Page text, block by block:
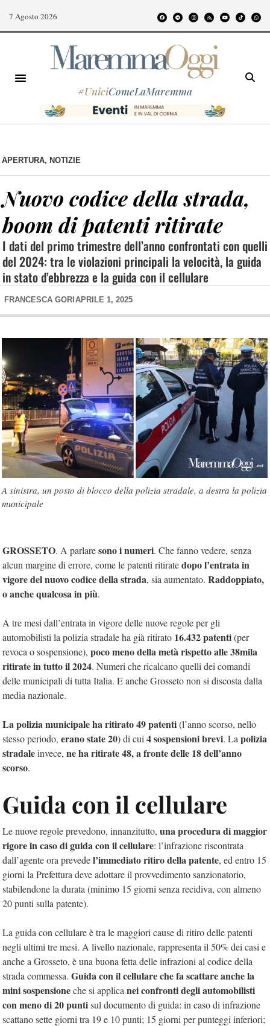
7 Agosto 2026
#UniciComeLaMaremma
APERTURA, NOTIZIE
Nuovo codice della strada,
boom di patenti ritirate
I dati del primo trimestre dell’anno confrontati con quelli
del 2024: tra le violazioni principali la velocità, la guida
in stato d’ebbrezza e la guida con il cellulare
FRANCESCA GORI APRILE 1, 2025
A sinistra, un posto di blocco della polizia stradale, a destra la polizia
municipale
GROSSETO. A parlaresono i numeri. Che fanno vedere, senza
alcun margine di errore, come le patenti ritiratedopo l’entrata in
vigore del nuovo codice della strada, sia aumentato. Raddoppiato,
o anche qualcosa in più.
A tre mesi dall’entrata in vigore delle nuove regole per gli
automobilisti la polizia stradale ha già ritirato 16.432 patenti(per
revoca o sospensione), poco meno della metà rispetto alle 38mila
ritirate in tutto il 2024. Numeri che ricalcano quelli dei comandi
delle municipali di tutta Italia. E anche Grosseto non si discosta dalla
media nazionale.
La polizia municipale ha ritirato 49 patenti(l’anno scorso, nello
stesso periodo, erano state 20) di cui 4 sospensioni brevi. La polizia
stradaleinvece, ne ha ritirate 48, a fronte delle 18 dell’anno
scorso.
Guida con il cellulare
Le nuove regole prevedono, innanzitutto, una procedura di maggior
rigore in caso di guida con il cellulare: l’infrazione riscontrata
dall’agente ora prevedel’immediato ritiro della patente, ed entro 15
giorni la Prefettura deve adottare il provvedimento sanzionatorio,
stabilendone la durata (minimo 15 giorni senza recidiva, con almeno
20 punti sulla patente).
La guida con cellulare è tra le maggiori cause di ritiro delle patenti
negli ultimi tre mesi. A livello nazionale, rappresenta il 50% dei casi e
anche a Grosseto, è una buona fetta delle infrazioni al codice della
strada commessa. Guida con il cellulare che fa scattare anche la
mini sospensioneche si applica nei confronti degli automobilisti
con meno di 20 puntisul documento di guida: in caso di infrazione
scattano sette giorni tra 19 e 10 punti; 15 giorni per punteggi inferiori;